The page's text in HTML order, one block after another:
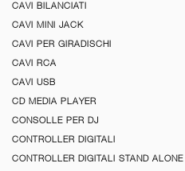
CAVI BILANCIATI
CAVI MINI JACK
CAVI PER GIRADISCHI
CAVI RCA
CAVI USB
CD MEDIA PLAYER
CONSOLLE PER DJ
CONTROLLER DIGITALI
CONTROLLER DIGITALI STAND ALONE